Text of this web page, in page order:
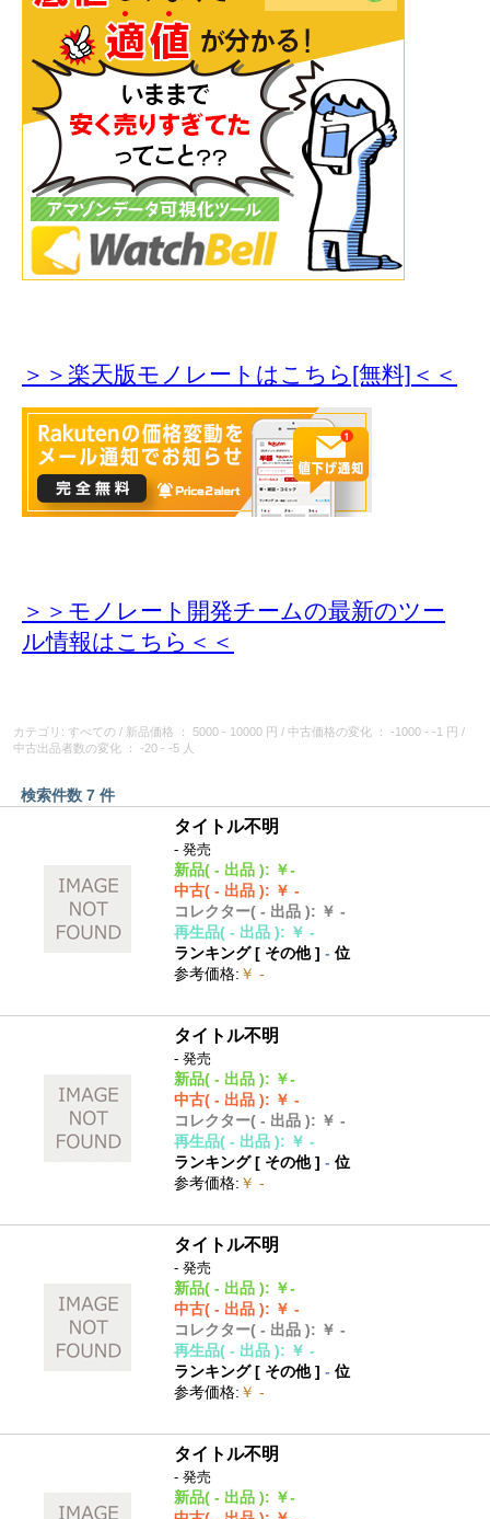
＞＞楽天版モノレートはこちら[無料]＜＜
＞＞モノレート開発チームの最新のツー
ル情報はこちら＜＜
カテゴリ: すべての / 新品価格 ： 5000 - 10000 円 / 中古価格の変化 ： -1000 - -1 円
/
中古出品者数の変化
： -20 - -5 人
検索件数 7 件
タイトル不明
- 発売
新品( - 出品 ): ￥-
中古( - 出品 ): ￥ -
コレクター( - 出品 ): ￥ -
再生品( - 出品 ): ￥ -
ランキング [ その他]- 位
参考価格: ￥ -
タイトル不明
- 発売
新品( - 出品 ): ￥-
中古( - 出品 ): ￥ -
コレクター( - 出品 ): ￥ -
再生品( - 出品 ): ￥ -
ランキング [ その他]- 位
参考価格: ￥ -
タイトル不明
- 発売
新品( - 出品 ): ￥-
中古( - 出品 ): ￥ -
コレクター( - 出品 ): ￥ -
再生品( - 出品 ): ￥ -
ランキング [ その他]- 位
参考価格: ￥ -
タイトル不明
- 発売
新品( - 出品 ): ￥-